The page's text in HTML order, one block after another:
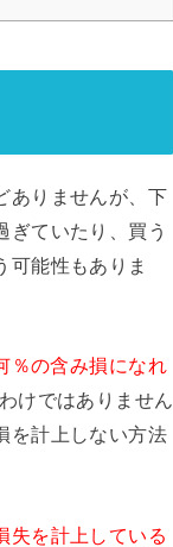
ありませんが、下
ぎていたり、買う
可能性もありま
％の含み損になれ
けではありません
を計上しない方法
失を計上している